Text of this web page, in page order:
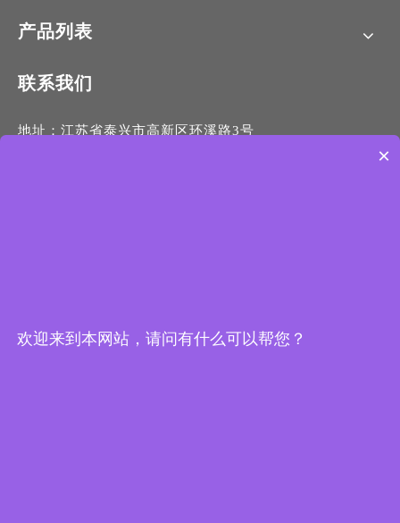
产品列表
联系我们
地址：江苏省泰兴市高新区环溪路3号
×
欢迎来到本网站，请问有什么可以帮您？